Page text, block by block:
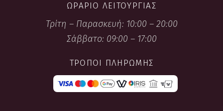
ΩΡΆΡΙΟ ΛΕΙΤΟΥΡΓΊΑΣ
Τρίτη – Παρασκευή: 10:00 – 20:00
Σάββατο: 09:00 – 17:00
ΤΡΌΠΟΙ ΠΛΗΡΩΜΉΣ